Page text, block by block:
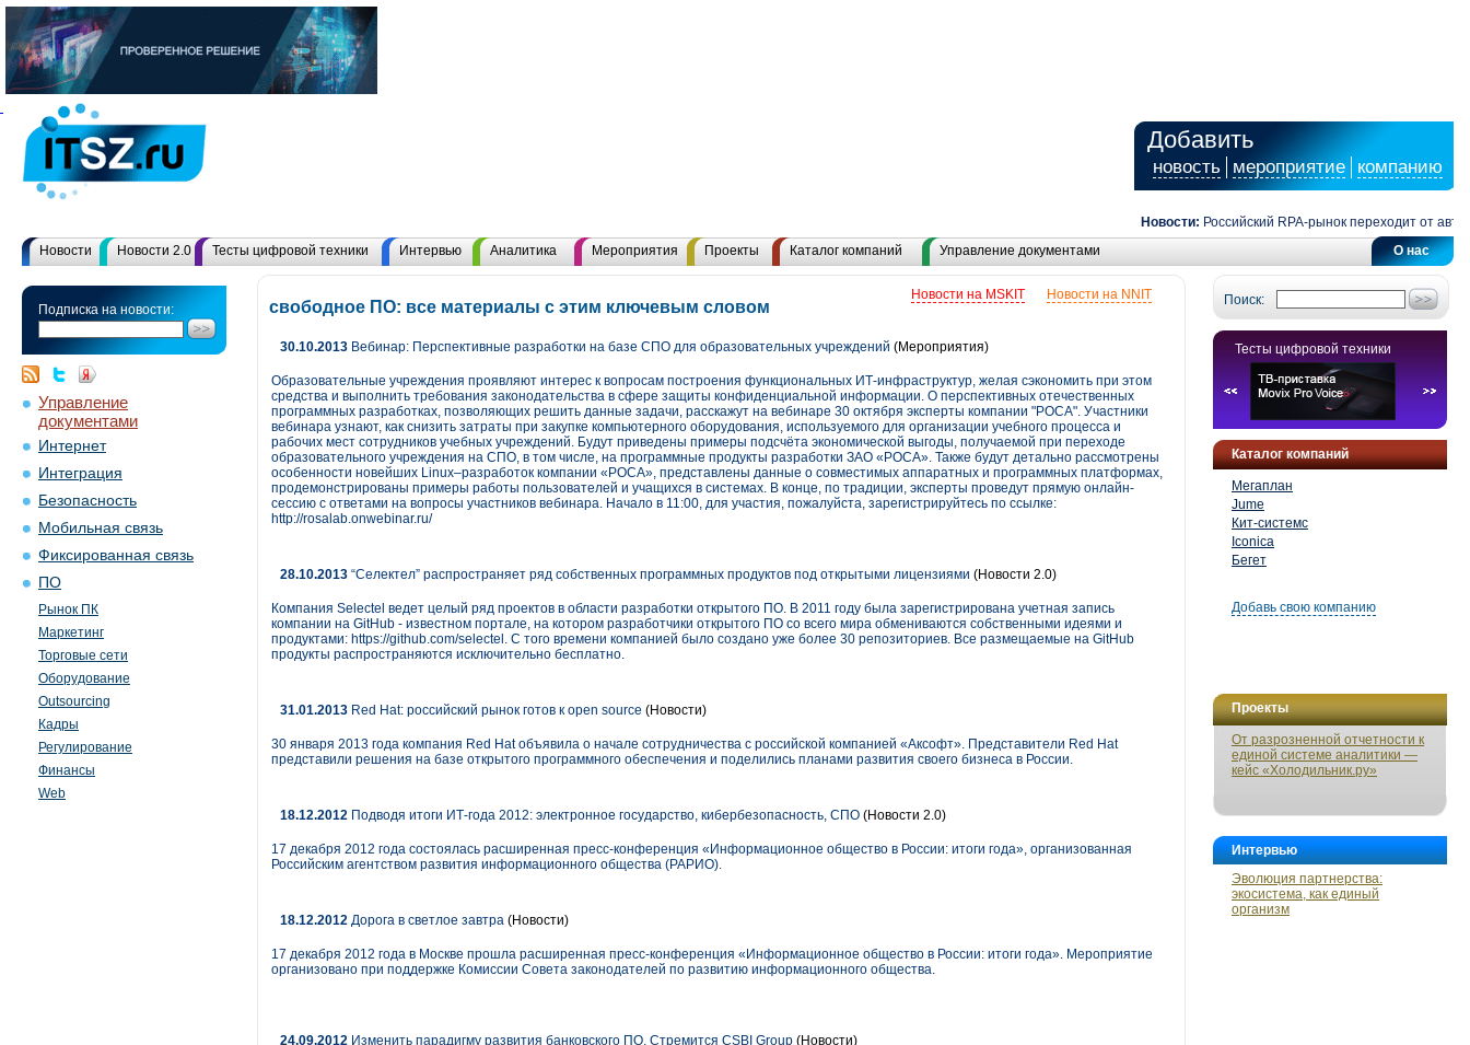
Добавить
новость мероприятие компанию
Новости: Российский RPA-рынок переходит от
О нас
Новости Новости 2.0 Тесты цифровой техники Интервью Аналитика Мероприятия Проекты Каталог компаний Управление документами
Подписка на новости:
Управление
документами
Интернет
Интеграция
Безопасность
Мобильная связь
Фиксированная связь
ПО
Рынок ПК
Маркетинг
Торговые сети
Оборудование
Outsourcing
Кадры
Регулирование
Финансы
Web
Поиск:
Тесты цифровой техники
Каталог компаний
Мегаплан
Jume
Кит-системс
Iconica
Бегет
Добавь свою компанию
Проекты
От разрозненной отчетности к
единой системе аналитики —
кейс «Холодильник.ру»
Интервью
Эволюция партнерства:
экосистема, как единый
организм
Новости на NNIT
Новости на MSKIT
свободное ПО: все материалы с этим ключевым словом
30.10.2013 Вебинар: Перспективные разработки на базе СПО для образовательных учреждений (Мероприятия)
Образовательные учреждения проявляют интерес к вопросам построения функциональных ИТ-инфраструктур, желая сэкономить при этом
средства и выполнить требования законодательства в сфере защиты конфиденциальной информации. О перспективных отечественных
программных разработках, позволяющих решить данные задачи, расскажут на вебинаре 30 октября эксперты компании "РОСА". Участники
вебинара узнают, как снизить затраты при закупке компьютерного оборудования, используемого для организации учебного процесса и
рабочих мест сотрудников учебных учреждений. Будут приведены примеры подсчёта экономической выгоды, получаемой при переходе
образовательного учреждения на СПО, в том числе, на программные продукты разработки ЗАО «РОСА». Также будут детально рассмотрены
особенности новейших Linux–разработок компании «РОСА», представлены данные о совместимых аппаратных и программных платформах,
продемонстрированы примеры работы пользователей и учащихся в системах. В конце, по традиции, эксперты проведут прямую онлайн-
сессию с ответами на вопросы участников вебинара. Начало в 11:00, для участия, пожалуйста, зарегистрируйтесь по ссылке:
http://rosalab.onwebinar.ru/
28.10.2013 “Селектел” распространяет ряд собственных программных продуктов под открытыми лицензиями (Новости 2.0)
Компания Selectel ведет целый ряд проектов в области разработки открытого ПО. В 2011 году была зарегистрирована учетная запись
компании на GitHub - известном портале, на котором разработчики открытого ПО со всего мира обмениваются собственными идеями и
продуктами: https://github.com/selectel. С того времени компанией было создано уже более 30 репозиториев. Все размещаемые на GitHub
продукты распространяются исключительно бесплатно.
31.01.2013 Red Hat: российский рынок готов к open source (Новости)
30 января 2013 года компания Red Hat объявила о начале сотрудничества с российской компанией «Аксофт». Представители Red Hat
представили решения на базе открытого программного обеспечения и поделились планами развития своего бизнеса в России.
18.12.2012 Подводя итоги ИТ-года 2012: электронное государство, кибербезопасность, СПО (Новости 2.0)
17 декабря 2012 года состоялась расширенная пресс-конференция «Информационное общество в России: итоги года», организованная
Российским агентством развития информационного общества (РАРИО).
18.12.2012 Дорога в светлое завтра (Новости)
17 декабря 2012 года в Москве прошла расширенная пресс-конференция «Информационное общество в России: итоги года». Мероприятие
организовано при поддержке Комиссии Совета законодателей по развитию информационного общества.
24.09.2012 Изменить парадигму развития банковского ПО. Стремится CSBI Group (Новости)